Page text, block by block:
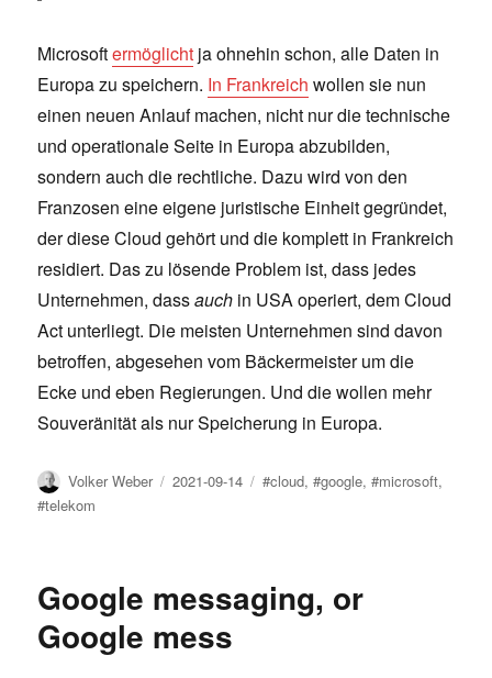
Microsoftermöglicht ja ohnehin schon, alle Daten in
Europa zu speichern. In Frankreich wollen sie nun
einen neuen Anlauf machen, nicht nur die technische
und operationale Seite in Europa abzubilden,
sondern auch die rechtliche. Dazu wird von den
Franzosen eine eigene juristische Einheit gegründet,
der diese Cloud gehört und die komplett in Frankreich
residiert. Das zu lösende Problem ist, dass jedes
Unternehmen, dassauch in USA operiert, dem Cloud
Act unterliegt. Die meisten Unternehmen sind davon
betroffen, abgesehen vom Bäckermeister um die
Ecke und eben Regierungen. Und die wollen mehr
Souveränität als nur Speicherung in Europa.
Author
Volker Weber
Posted
2021-09-14 Tags
#cloud,#google,#microsoft,
#telekom
Google messaging, or
Google mess